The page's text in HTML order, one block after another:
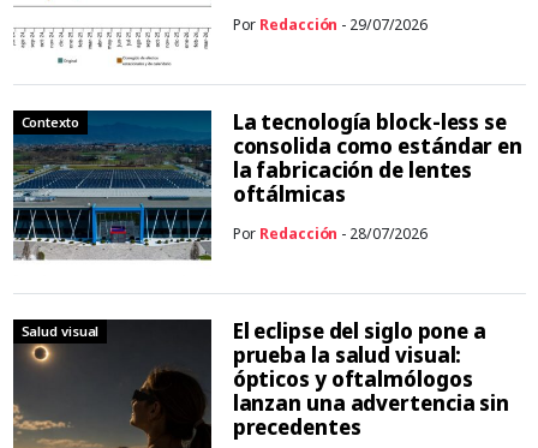
Por Redacción - 29/07/2026
Contexto
La tecnología block-less se
consolida como estándar en
la fabricación de lentes
oftálmicas
Por Redacción - 28/07/2026
Salud visual
El eclipse del siglo pone a
prueba la salud visual:
ópticos y oftalmólogos
lanzan una advertencia sin
precedentes